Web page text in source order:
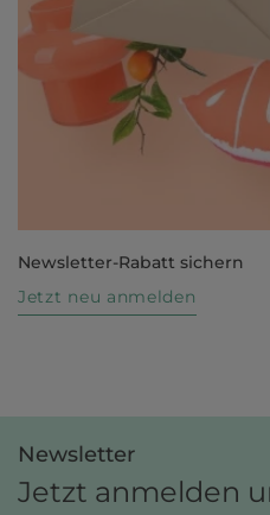
Newsletter-Rabatt sichern
Jetzt neu anmelden
Newsletter
Jetzt anmelden